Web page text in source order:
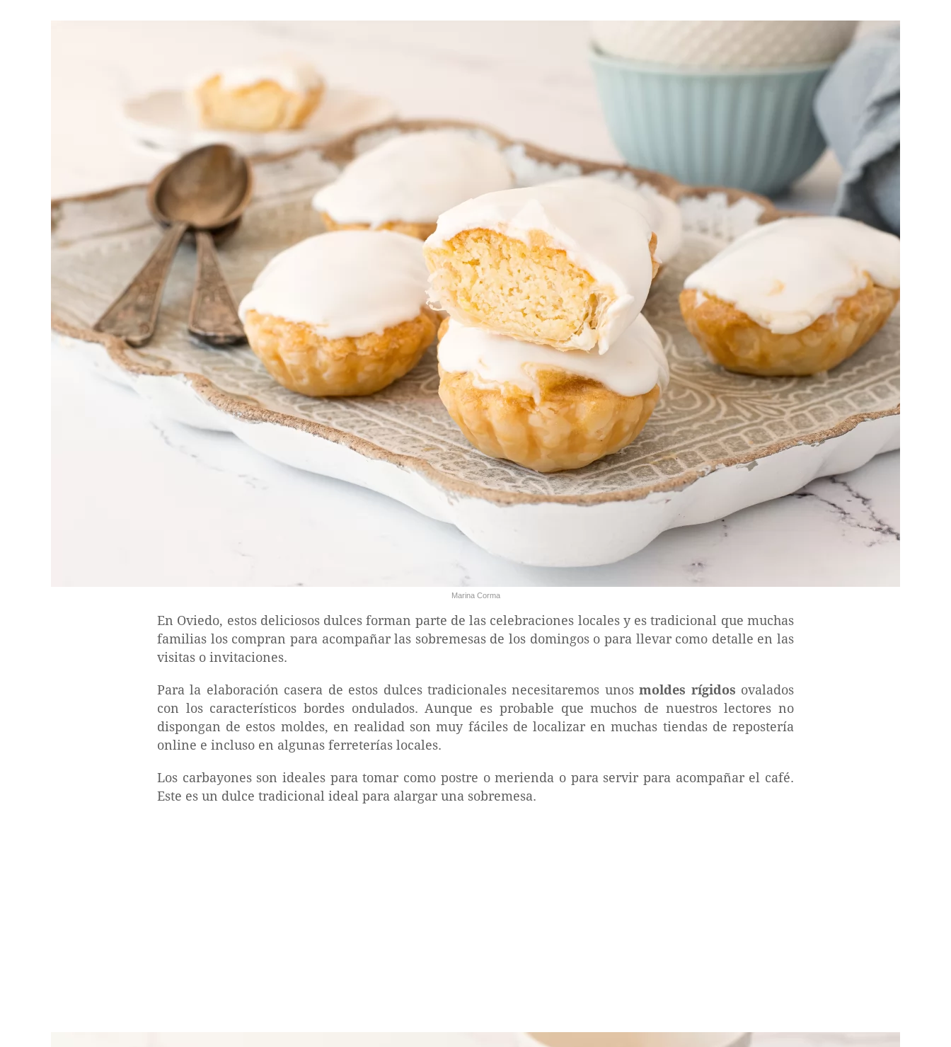
Marina Corma
En Oviedo, estos deliciosos dulces forman parte de las celebraciones locales y es tradicional que muchas
familias los compran para acompañar las sobremesas de los domingos o para llevar como detalle en las
visitas o invitaciones.
Para la elaboración casera de estos dulces tradicionales necesitaremos unosmoldes rígidos ovalados
con los característicos bordes ondulados. Aunque es probable que muchos de nuestros lectores no
dispongan de estos moldes, en realidad son muy fáciles de localizar en muchas tiendas de repostería
online e incluso en algunas ferreterías locales.
Los carbayones son ideales para tomar como postre o merienda o para servir para acompañar el café.
Este es un dulce tradicional ideal para alargar una sobremesa.